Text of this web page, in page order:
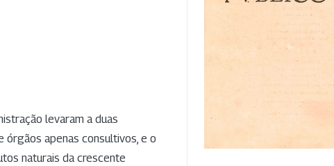
levaram a duas
órgãos apenas consultivos, e o
naturais da crescente